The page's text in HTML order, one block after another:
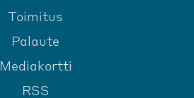
Toimitus
Palaute
Mediakortti
RSS